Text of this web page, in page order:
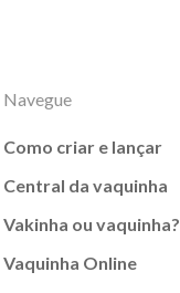
Navegue
Como criar e lançar
Central da vaquinha
Vakinha ou vaquinha?
Vaquinha Online